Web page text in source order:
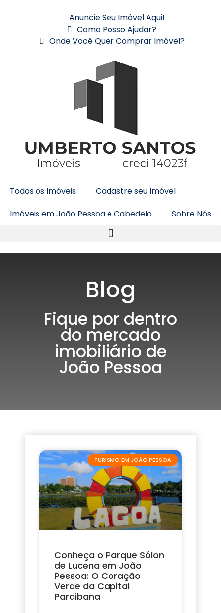
Anuncie Seu Imóvel Aqui!
Como Posso Ajudar?
Onde Você Quer Comprar Imóvel?
Todos os Imóveis
Cadastre seu Imóvel
Imóveis em João Pessoa e Cabedelo
Sobre Nós
Blog
Fique por dentro
do mercado
imobiliário de
João Pessoa
TURISMO EM JOÃO PESSOA
Conheça o Parque Sólon
de Lucena em João
Pessoa: O Coração
Verde da Capital
Paraibana